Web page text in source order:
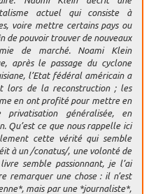
actuel qui consiste à
voire mettre certains pays ou
de pouvoir trouver de nouveaux
de marché. Noami Klein
après le passage du cyclone
l’Etat fédéral américain a
lors de la reconstruction ; les
en ont profité pour mettre en
généralisée, en
Qu’est ce que nous rappelle ici
cette vérité qui semble
à un /conatus/, une volonté de
semble passionnant, je l’ai
remarquer une chose : il n’est
mais par une *journaliste*,